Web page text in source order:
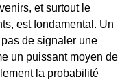
et surtout le
est fondamental. Un
de signaler une
un puissant moyen de
la probabilité